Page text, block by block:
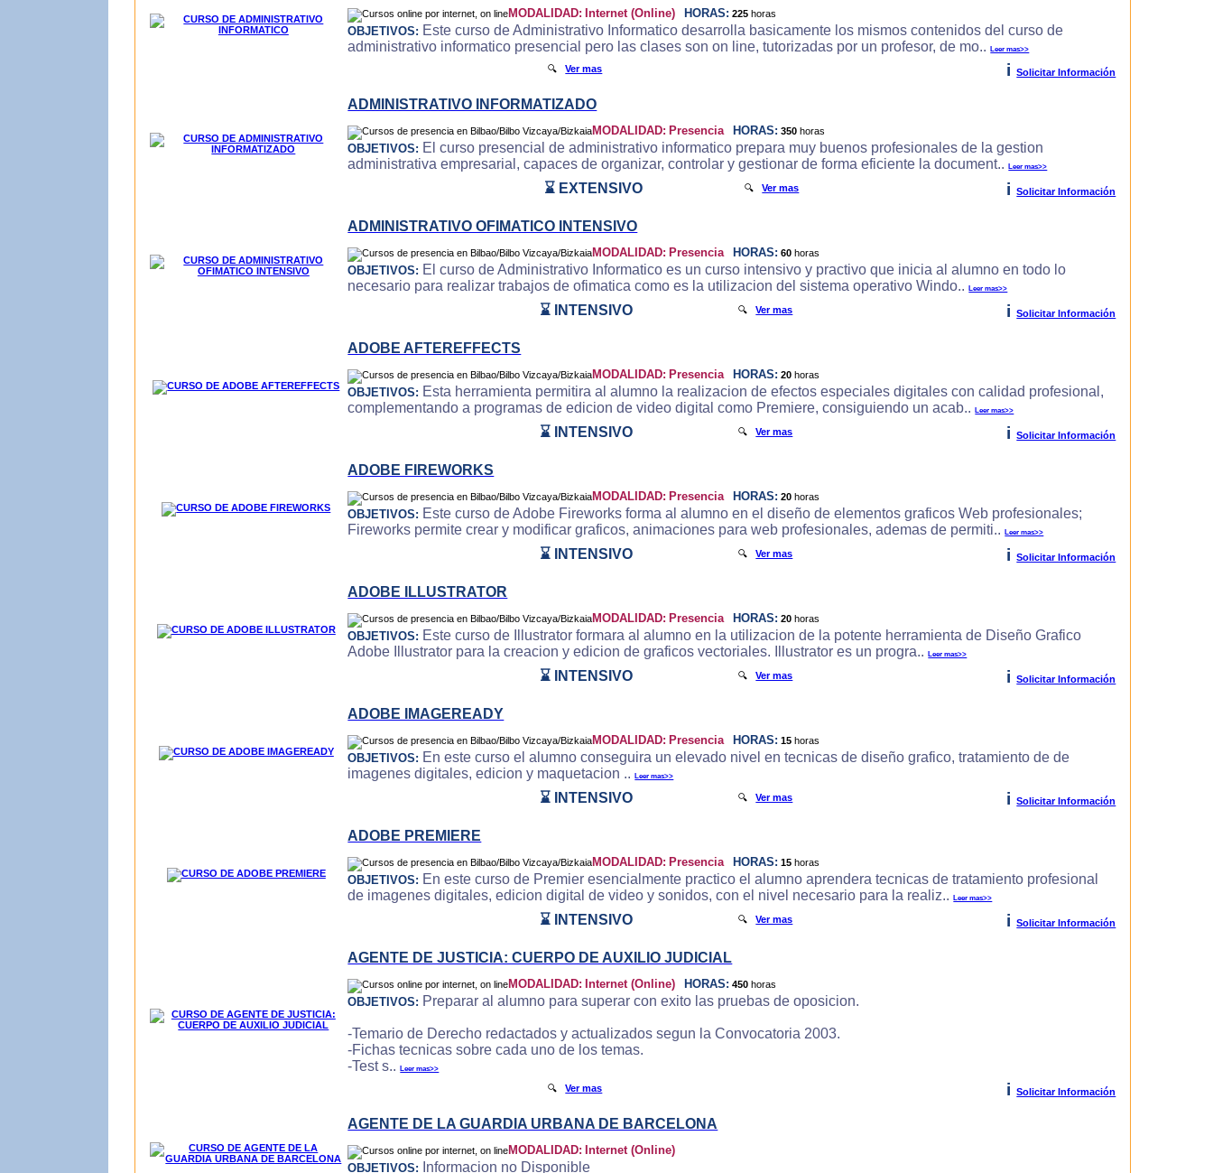
MODALIDAD: Internet (Online) HORAS: 225 horas
OBJETIVOS: Este curso de Administrativo Informatico desarrolla basicamente los mismos contenidos del curso de
administrativo informatico presencial pero las clases son on line, tutorizadas por un profesor, de mo..Leer mas>>
🔍Ver mas i Solicitar Información
ADMINISTRATIVO INFORMATIZADO
MODALIDAD: Presencia HORAS: 350 horas
OBJETIVOS: El curso presencial de administrativo informatico prepara muy buenos profesionales de la gestion
administrativa empresarial, capaces de organizar, controlar y gestionar de forma eficiente la document..Leer mas>>
⌛ EXTENSIVO 🔍Ver mas i Solicitar Información
ADMINISTRATIVO OFIMATICO INTENSIVO
MODALIDAD: Presencia HORAS: 60 horas
OBJETIVOS: El curso de Administrativo Informatico es un curso intensivo y practivo que inicia al alumno en todo lo
necesario para realizar trabajos de ofimatica como es la utilizacion del sistema operativo Windo..Leer mas>>
⌛ INTENSIVO 🔍Ver mas i Solicitar Información
ADOBE AFTEREFFECTS
MODALIDAD: Presencia HORAS: 20 horas
OBJETIVOS: Esta herramienta permitira al alumno la realizacion de efectos especiales digitales con calidad profesional,
complementando a programas de edicion de video digital como Premiere, consiguiendo un acab..Leer mas>>
⌛ INTENSIVO 🔍Ver mas i Solicitar Información
ADOBE FIREWORKS
MODALIDAD: Presencia HORAS: 20 horas
OBJETIVOS: Este curso de Adobe Fireworks forma al alumno en el diseño de elementos graficos Web profesionales;
Fireworks permite crear y modificar graficos, animaciones para web profesionales, ademas de permiti..Leer mas>>
⌛ INTENSIVO 🔍Ver mas i Solicitar Información
ADOBE ILLUSTRATOR
MODALIDAD: Presencia HORAS: 20 horas
OBJETIVOS: Este curso de Illustrator formara al alumno en la utilizacion de la potente herramienta de Diseño Grafico
Adobe Illustrator para la creacion y edicion de graficos vectoriales. Illustrator es un progra..Leer mas>>
⌛ INTENSIVO 🔍Ver mas i Solicitar Información
ADOBE IMAGEREADY
MODALIDAD: Presencia HORAS: 15 horas
OBJETIVOS: En este curso el alumno conseguira un elevado nivel en tecnicas de diseño grafico, tratamiento de de
imagenes digitales, edicion y maquetacion ..Leer mas>>
⌛ INTENSIVO 🔍Ver mas i Solicitar Información
ADOBE PREMIERE
MODALIDAD: Presencia HORAS: 15 horas
OBJETIVOS: En este curso de Premier esencialmente practico el alumno aprendera tecnicas de tratamiento profesional
de imagenes digitales, edicion digital de video y sonidos, con el nivel necesario para la realiz..Leer mas>>
⌛ INTENSIVO 🔍Ver mas i Solicitar Información
AGENTE DE JUSTICIA: CUERPO DE AUXILIO JUDICIAL
MODALIDAD: Internet (Online) HORAS: 450 horas
OBJETIVOS: Preparar al alumno para superar con exito las pruebas de oposicion.
-Temario de Derecho redactados y actualizados segun la Convocatoria 2003.
-Fichas tecnicas sobre cada uno de los temas.
-Test s..Leer mas>>
🔍Ver mas i Solicitar Información
AGENTE DE LA GUARDIA URBANA DE BARCELONA
MODALIDAD: Internet (Online)
OBJETIVOS:
Informacion no Disponible